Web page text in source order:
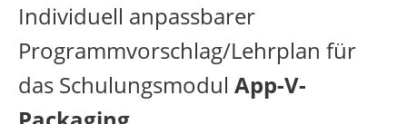
Individuell anpassbarer
Programmvorschlag/Lehrplan für
das Schulungsmodul App-V-